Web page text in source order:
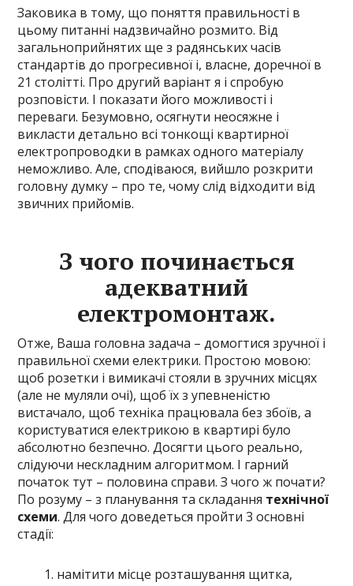
Заковика в тому, що поняття правильності в
цьому питанні надзвичайно розмито. Від
загальноприйнятих ще з радянських часів
стандартів до прогресивної і, власне, доречної в
21 столітті. Про другий варіант я і спробую
розповісти. І показати його можливості і
переваги. Безумовно, осягнути неосяжне і
викласти детально всі тонкощі квартирної
електропроводки в рамках одного матеріалу
неможливо. Але, сподіваюся, вийшло розкрити
головну думку – про те, чому слід відходити від
звичних прийомів.
З чого починається
адекватний
електромонтаж.
Отже, Ваша головна задача – домогтися зручної і
правильної схеми електрики. Простою мовою:
щоб розетки і вимикачі стояли в зручних місцях
(але не муляли очі), щоб їх з упевненістю
вистачало, щоб техніка працювала без збоїв, а
користуватися електрикою в квартирі було
абсолютно безпечно. Досягти цього реально,
слідуючи нескладним алгоритмом. І гарний
початок тут – половина справи. З чого ж почати?
По розуму – з планування та складання технічної
схеми. Для чого доведеться пройти 3 основні
стадії:
намітити місце розташування щитка,